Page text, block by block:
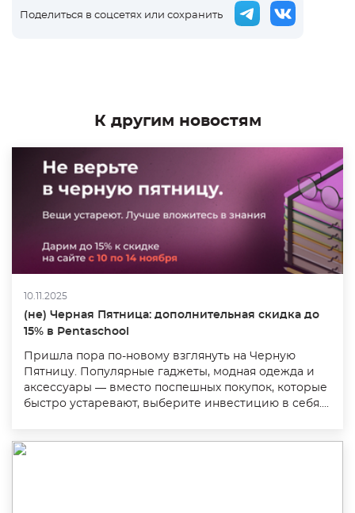
Поделиться в соцсетях или сохранить
К другим новостям
10.11.2025
(не) Черная Пятница: дополнительная скидка до
15% в Pentaschool
Пришла пора по-новому взглянуть на Черную
Пятницу. Популярные гаджеты, модная одежда и
аксессуары — вместо поспешных покупок, которые
быстро устаревают, выберите инвестицию в себя....